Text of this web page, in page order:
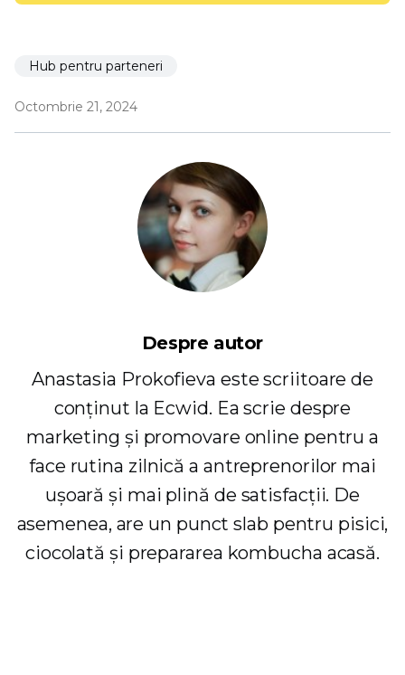
Hub pentru parteneri
Octombrie 21, 2024
Despre autor
Anastasia Prokofieva este scriitoare de
conținut la Ecwid. Ea scrie despre
marketing și promovare online pentru a
face rutina zilnică a antreprenorilor mai
ușoară și mai plină de satisfacții. De
asemenea, are un punct slab pentru pisici,
ciocolată și prepararea kombucha acasă.